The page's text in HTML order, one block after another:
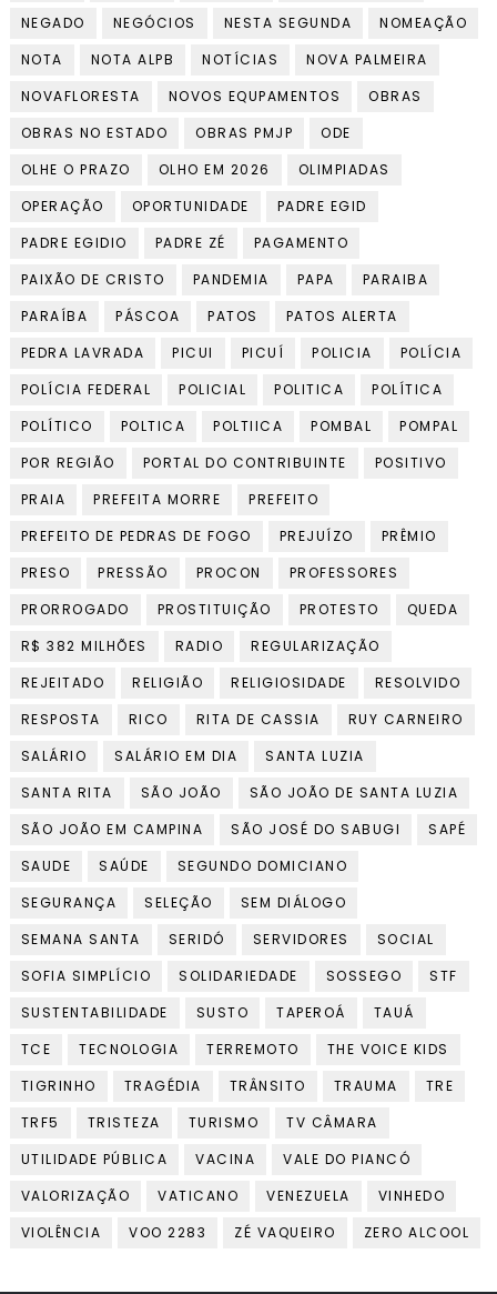
NEGADO
NEGÓCIOS NESTA SEGUNDA
NOMEAÇÃO
NOTA
NOTA ALPB NOTÍCIAS
NOVA PALMEIRA
NOVAFLORESTA
NOVOS EQUPAMENTOS
OBRAS
OBRAS NO ESTADO
OBRAS PMJP
ODE
OLHE O PRAZO
OLHO EM 2026
OLIMPIADAS
OPERAÇÃO
OPORTUNIDADE
PADRE EGID
PADRE EGIDIO
PADRE ZÉ
PAGAMENTO
PAIXÃO DE CRISTO
PANDEMIA PAPA
PARAIBA
PARAÍBA
PÁSCOA PATOS
PATOS ALERTA
PEDRA LAVRADA
PICUI PICUÍ POLICIA
POLÍCIA
POLÍCIA FEDERAL
POLICIAL POLITICA
POLÍTICA
POLÍTICO
POLTICA POLTIICA POMBAL
POMPAL
POR REGIÃO
PORTAL DO CONTRIBUINTE
POSITIVO
PRAIA
PREFEITA MORRE
PREFEITO
PREFEITO DE PEDRAS DE FOGO
PREJUÍZO
PRÊMIO
PRESO
PRESSÃO PROCON
PROFESSORES
PRORROGADO
PROSTITUIÇÃO PROTESTO
QUEDA
R$ 382 MILHÕES
RADIO
REGULARIZAÇÃO
REJEITADO
RELIGIÃO RELIGIOSIDADE
RESOLVIDO
RESPOSTA
RICO RITA DE CASSIA
RUY CARNEIRO
SALÁRIO
SALÁRIO EM DIA
SANTA LUZIA
SANTA RITA
SÃO JOÃO
SÃO JOÃO DE SANTA LUZIA
SÃO JOÃO EM CAMPINA
SÃO JOSÉ DO SABUGI
SAPÉ
SAUDE
SAÚDE
SEGUNDO DOMICIANO
SEGURANÇA
SELEÇÃO
SEM DIÁLOGO
SEMANA SANTA
SERIDÓ SERVIDORES
SOCIAL
SOFIA SIMPLÍCIO
SOLIDARIEDADE SOSSEGO
STF
SUSTENTABILIDADE
SUSTO TAPEROÁ
TAUÁ
TCE
TECNOLOGIA TERREMOTO
THE VOICE KIDS
TIGRINHO
TRAGÉDIA TRÂNSITO TRAUMA
TRE
TRF5
TRISTEZA TURISMO
TV CÂMARA
UTILIDADE PÚBLICA
VACINA
VALE DO PIANCÓ
VALORIZAÇÃO
VATICANO VENEZUELA
VINHEDO
VIOLÊNCIA
VOO 2283 ZÉ VAQUEIRO ZERO ALCOOL